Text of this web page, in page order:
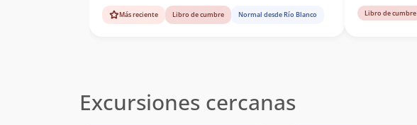
Más reciente Libro de cumbre Normal desde Río Blanco Libro de cumbre
Excursiones cercanas